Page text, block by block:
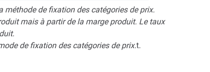
de fixation des catégories de prix.
mais à partir de la marge produit. Le taux
de fixation des catégories de prix.t.